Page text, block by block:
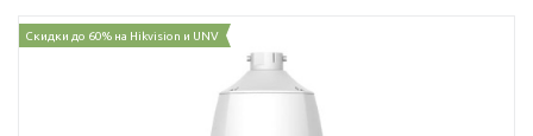
Скидки до 60% на Hikvision и UNV